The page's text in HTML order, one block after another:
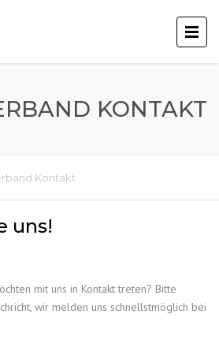
KONTAKT
Kontakt
uns!
mit uns in Kontakt treten? Bitte
wir melden uns schnellstmöglich bei